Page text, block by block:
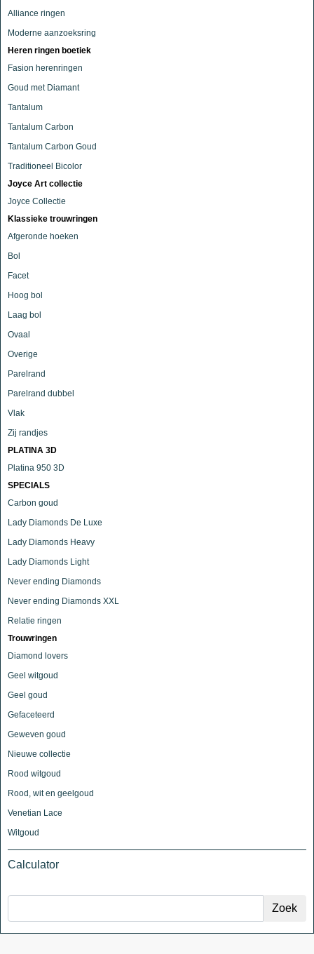
Alliance ringen
Moderne aanzoeksring
Heren ringen boetiek
Fasion herenringen
Goud met Diamant
Tantalum
Tantalum Carbon
Tantalum Carbon Goud
Traditioneel Bicolor
Joyce Art collectie
Joyce Collectie
Klassieke trouwringen
Afgeronde hoeken
Bol
Facet
Hoog bol
Laag bol
Ovaal
Overige
Parelrand
Parelrand dubbel
Vlak
Zij randjes
PLATINA 3D
Platina 950 3D
SPECIALS
Carbon goud
Lady Diamonds De Luxe
Lady Diamonds Heavy
Lady Diamonds Light
Never ending Diamonds
Never ending Diamonds XXL
Relatie ringen
Trouwringen
Diamond lovers
Geel witgoud
Geel goud
Gefaceteerd
Geweven goud
Nieuwe collectie
Rood witgoud
Rood, wit en geelgoud
Venetian Lace
Witgoud
Calculator